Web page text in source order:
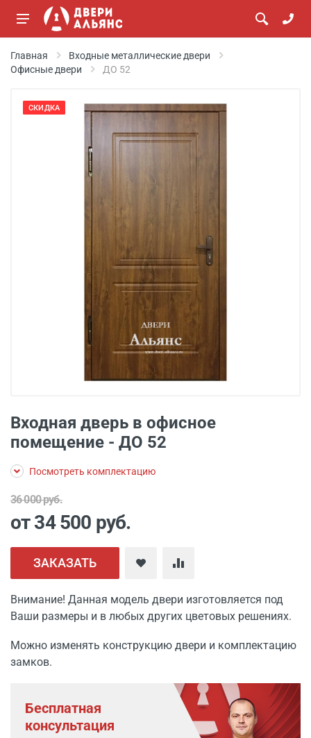
Главная
Входные металлические двери
Офисные двери
ДО 52
СКИДКА
Входная дверь в офисное
помещение - ДО 52
Посмотреть комплектацию
36 000 руб.
от 34 500 руб.
ЗАКАЗАТЬ
Внимание! Данная модель двери изготовляется под
Ваши размеры и в любых других цветовых решениях.
Можно изменять конструкцию двери и комплектацию
замков.
Бесплатная
консультация